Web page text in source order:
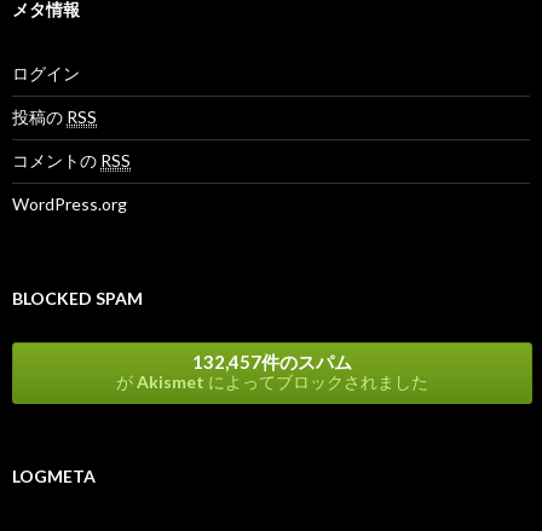
メタ情報
ログイン
投稿の RSS
コメントの RSS
WordPress.org
BLOCKED SPAM
132,457件のスパム
がAkismet によってブロックされました
LOGMETA